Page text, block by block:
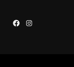
Facebook